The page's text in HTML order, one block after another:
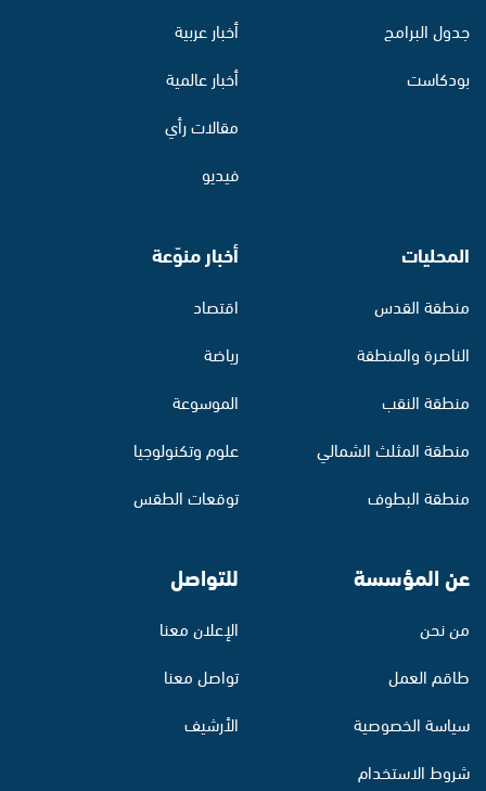
جدول البرامج
بودكاست
أخبار عربية
أخبار عالمية
مقالات رأي
فيديو
المحليات
منطقة القدس
الناصرة والمنطقة
منطقة النقب
منطقة المثلث الشمالي
منطقة البطوف
أخبار منوّعة
اقتصاد
رياضة
الموسوعة
علوم وتكنولوجيا
توقعات الطقس
عن المؤسسة
من نحن
طاقم العمل
سياسة الخصوصية
شروط الاستخدام
للتواصل
الإعلان معنا
تواصل معنا
الأرشيف